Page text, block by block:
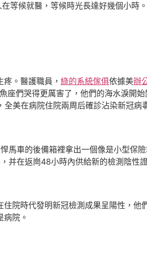
等候就醫，等候時光長達好幾個小時
。醫護職員， 綠的系統傢俱依據美辦
座們哭得更厲害了，他們的海水淚開
美在病院住院兩周后確診沾染新冠病
馬車的後備箱裡拿出一個像是小型保
并在返崗48小時內供給新的檢測陰性
院時代發明新冠檢測成果呈陽性，他
院。